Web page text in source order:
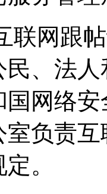
联网跟
、法
国网络
负责
。